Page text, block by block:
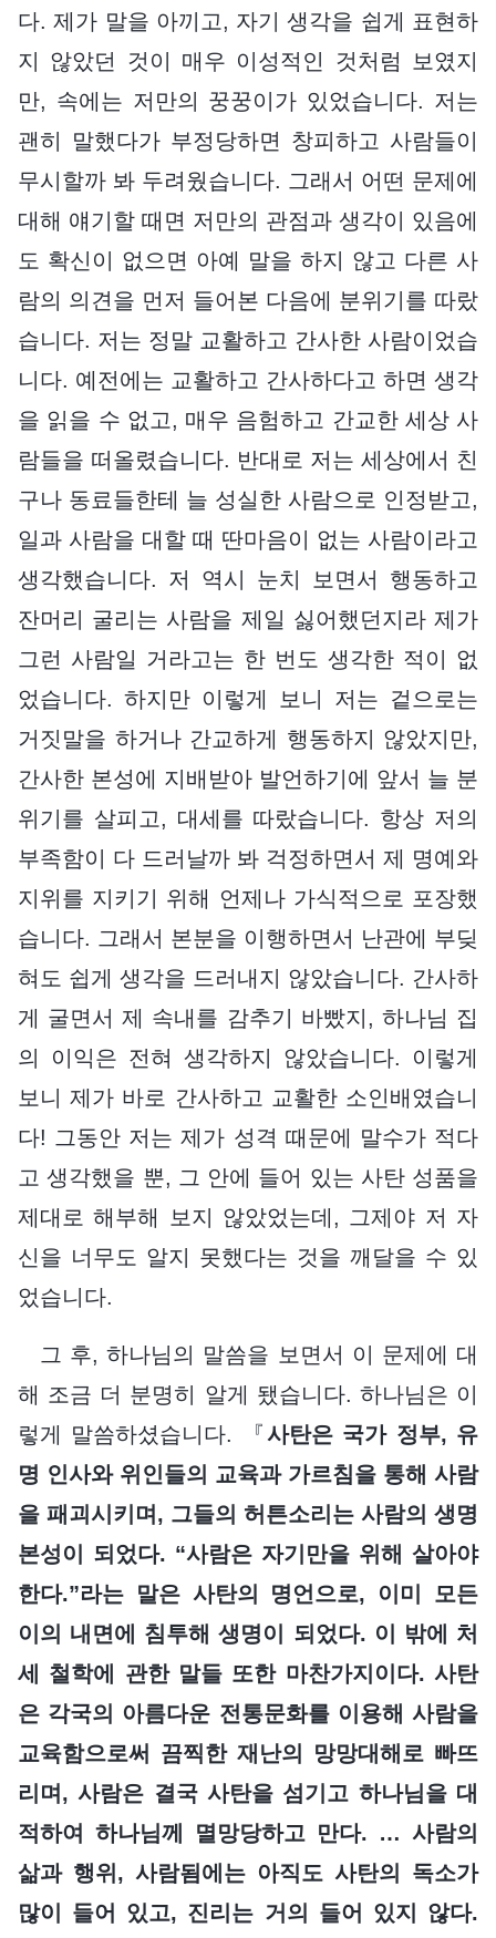
다. 제가 말을 아끼고, 자기 생각을 쉽게 표현하
지 않았던 것이 매우 이성적인 것처럼 보였지
만, 속에는 저만의 꿍꿍이가 있었습니다. 저는
괜히 말했다가 부정당하면 창피하고 사람들이
무시할까 봐 두려웠습니다. 그래서 어떤 문제에
대해 얘기할 때면 저만의 관점과 생각이 있음에
도 확신이 없으면 아예 말을 하지 않고 다른 사
람의 의견을 먼저 들어본 다음에 분위기를 따랐
습니다. 저는 정말 교활하고 간사한 사람이었습
니다. 예전에는 교활하고 간사하다고 하면 생각
을 읽을 수 없고, 매우 음험하고 간교한 세상 사
람들을 떠올렸습니다. 반대로 저는 세상에서 친
구나 동료들한테 늘 성실한 사람으로 인정받고,
일과 사람을 대할 때 딴마음이 없는 사람이라고
생각했습니다. 저 역시 눈치 보면서 행동하고
잔머리 굴리는 사람을 제일 싫어했던지라 제가
그런 사람일 거라고는 한 번도 생각한 적이 없
었습니다. 하지만 이렇게 보니 저는 겉으로는
거짓말을 하거나 간교하게 행동하지 않았지만,
간사한 본성에 지배받아 발언하기에 앞서 늘 분
위기를 살피고, 대세를 따랐습니다. 항상 저의
부족함이 다 드러날까 봐 걱정하면서 제 명예와
지위를 지키기 위해 언제나 가식적으로 포장했
습니다. 그래서 본분을 이행하면서 난관에 부딪
혀도 쉽게 생각을 드러내지 않았습니다. 간사하
게 굴면서 제 속내를 감추기 바빴지, 하나님 집
의 이익은 전혀 생각하지 않았습니다. 이렇게
보니 제가 바로 간사하고 교활한 소인배였습니
다! 그동안 저는 제가 성격 때문에 말수가 적다
고 생각했을 뿐, 그 안에 들어 있는 사탄 성품을
제대로 해부해 보지 않았었는데, 그제야 저 자
신을 너무도 알지 못했다는 것을 깨달을 수 있
었습니다.
그 후, 하나님의 말씀을 보면서 이 문제에 대
해 조금 더 분명히 알게 됐습니다. 하나님은 이
렇게 말씀하셨습니다. 『 사탄은 국가 정부, 유
명 인사와 위인들의 교육과 가르침을 통해 사람
을 패괴시키며, 그들의 허튼소리는 사람의 생명
본성이 되었다. “사람은 자기만을 위해 살아야
한다.”라는 말은 사탄의 명언으로, 이미 모든
이의 내면에 침투해 생명이 되었다. 이 밖에 처
세 철학에 관한 말들 또한 마찬가지이다. 사탄
은 각국의 아름다운 전통문화를 이용해 사람을
교육함으로써 끔찍한 재난의 망망대해로 빠뜨
리며, 사람은 결국 사탄을 섬기고 하나님을 대
적하여 하나님께 멸망당하고 만다. … 사람의
삶과 행위, 사람됨에는 아직도 사탄의 독소가
많이 들어 있고, 진리는 거의 들어 있지 않다.